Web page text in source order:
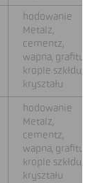
hodowanie
Metalz,
cementz,
wapna, grafitu,
krople szkłdu,
kryształu
hodowanie
Metalz,
cementz,
wapna, grafitu,
krople szkłdu,
kryształu